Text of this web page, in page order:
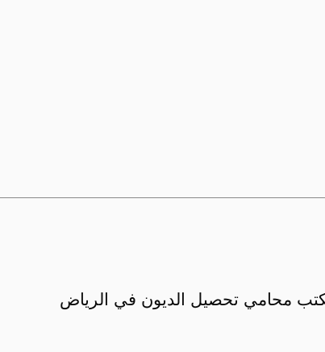
محامي تحصيل الديون في الرياض